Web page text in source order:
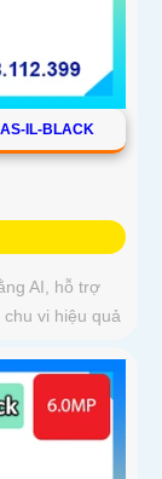
IL-BLACK
AI, hỗ trợ
vi hiệu quả